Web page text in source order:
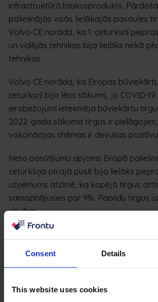
Consent Details
This website uses cookies
infrastruktūrā blakusprodukts.
palielinājās visās lielākajās pasaules
Volvo CE norāda, ka 1. ceturksnī
un vidējās tehnikas bija lielāks nekā
tehnikas.
Volvo CE norāda, ka Eiropas
ceturksnī bija lēns sākums, jo COVID-
ierobežojumi ietekmēja būviekārtu
2022. gada sākuma tirgus ir
vakcinācijas shēmas ir devušas
Neto pasūtījumu apjoms Eiropā
ceturkšņa otrajā pusē bija lielāks
uzņēmums atzīmē, ka kopējā tirgus
samazinājusies par 9%. Papildu tirgus
ietvēra:
Ķīnas tirgus izaugsme ir
Ziemeļamerikā pieaugums par 7 % ir